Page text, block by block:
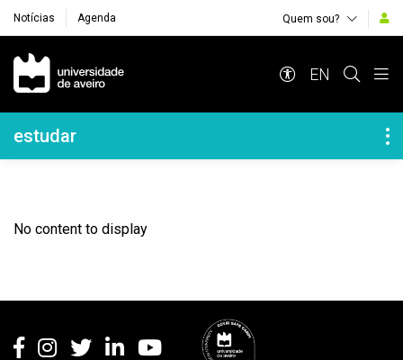
Notícias Agenda Quem sou?
Navegação Principal
EN
Navegação Lateral
estudar
No content to display